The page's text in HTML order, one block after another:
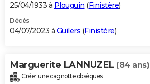
25/04/1933 à Plouguin (Finistère)
Décès
04/07/2023 à Guilers (Finistère)
Marguerite LANNUZEL (84 ans)
Créer une cagnotte obsèques